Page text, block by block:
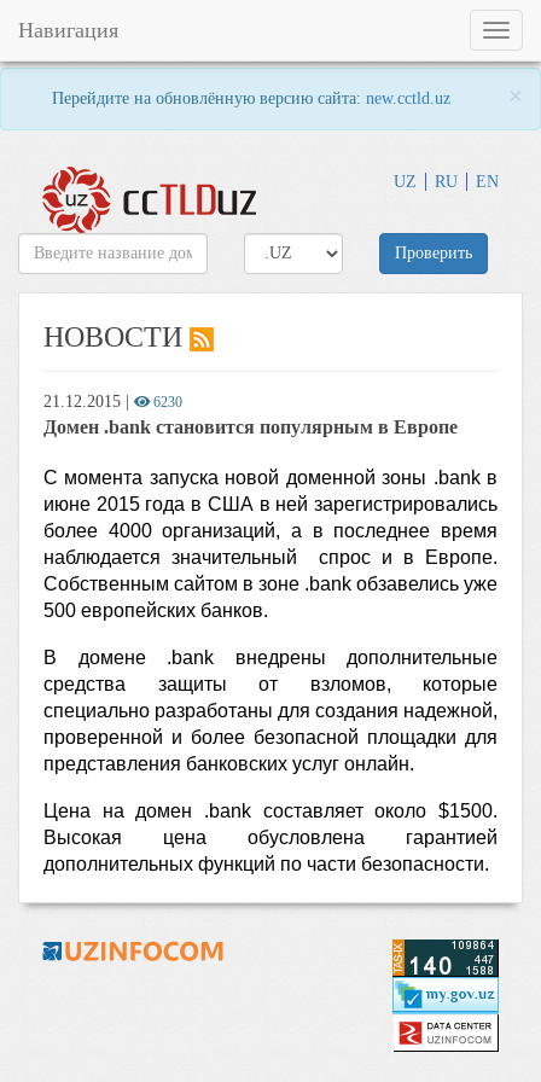
Перейдите на обновлённую версию сайта: new.cctld.uz ×
UZ RU EN
Toggle
Навигация
Проверить
НОВОСТИ
21.12.2015 6230
Домен .bank становится популярным в Европе
C момента запуска новой доменной зоны .bank в
июне 2015 года в США в ней зарегистрировались
более 4000 организаций, а в последнее время
наблюдается значительный спрос и в Европе.
Собственным сайтом в зоне .bank обзавелись уже
500 европейских банков.
В домене .bank внедрены дополнительные
средства защиты от взломов, которые
специально разработаны для создания надежной,
проверенной и более безопасной площадки для
представления банковских услуг онлайн.
Цена на домен .bank составляет около $1500.
Высокая цена обусловлена гарантией
дополнительных функций по части безопасности.